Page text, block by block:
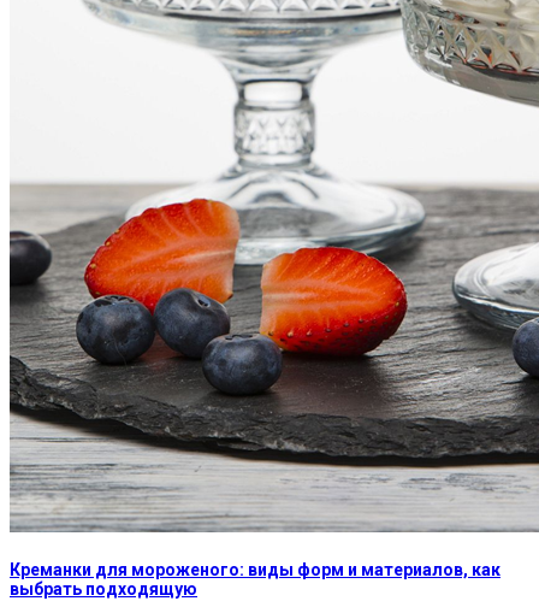
Креманки для мороженого: виды форм и материалов, как
выбрать подходящую